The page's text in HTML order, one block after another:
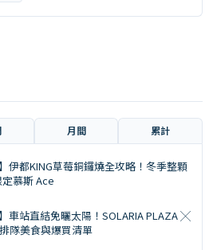
月間 累計
伊都KING草莓銅鑼燒全攻略！冬季整顆
慕斯 Ace
車站直結免曬太陽！SOLARIA PLAZA ╳
隊美食與爆買清單